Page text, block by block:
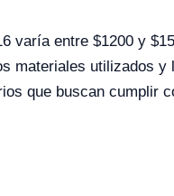
varía entre $1200 y
materiales utilizados
que buscan cumplir